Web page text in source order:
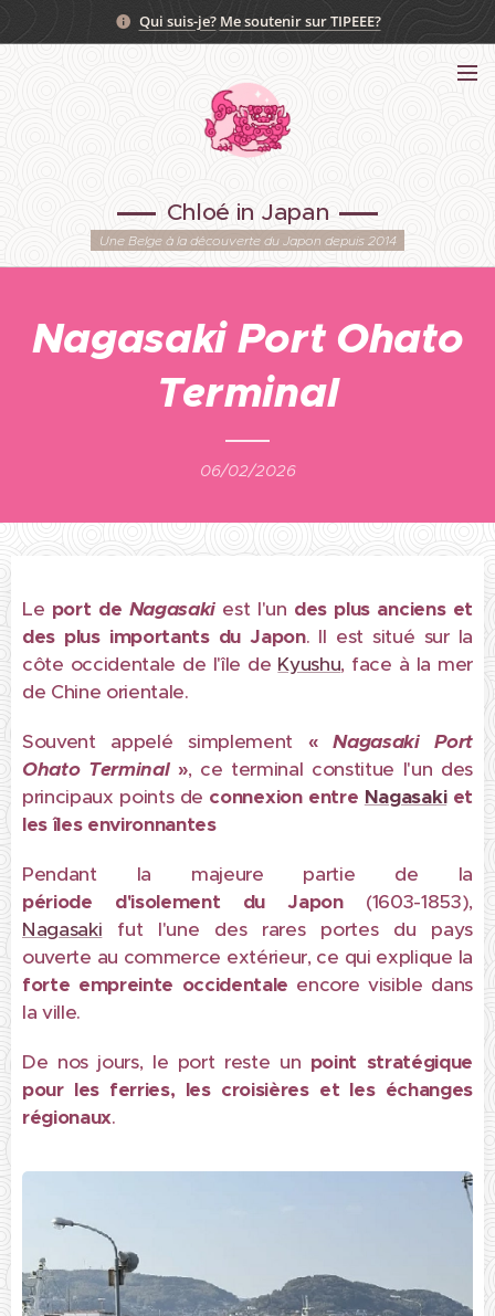
Qui suis-je? Me soutenir sur TIPEEE?
Chloé in Japan
Une Belge à la découverte du Japon depuis 2014
Nagasaki PortOhato
Terminal
06/02/2026
Le port de Nagasaki est l'un des plus anciens et
des plus importants du Japon. Il est situé sur la
côte occidentale de l'île de Kyushu, face à la mer
de Chine orientale.
Souvent appelé simplement «Nagasaki Port
Ohato Terminal », ce terminal constitue l'un des
principaux points de connexion entre Nagasakiet
les îles environnantes
Pendant la majeure partie de la
période d'isolement du Japon(1603-1853),
Nagasaki fut l'une des rares portes du pays
ouverte au commerce extérieur, ce qui explique la
forte empreinte occidentale encore visible dans
la ville.
De nos jours, le port reste un point stratégique
pour les ferries, les croisières et les échanges
régionaux.